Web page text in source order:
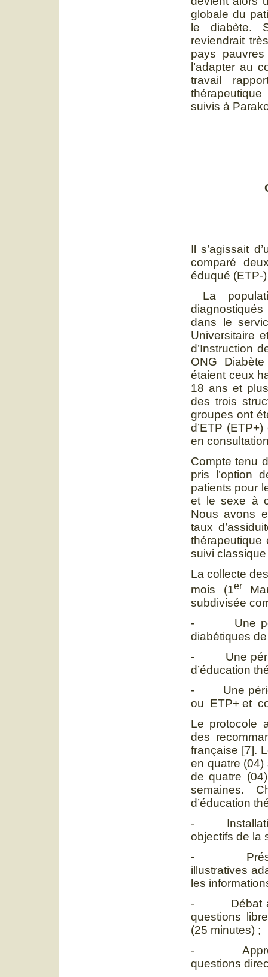
globale du
le diabète.
reviendrait
pays
l’adapter au
travail
suivis à
Il s’agissait
comparé
éduqué (ETP-
La
dans le
Universitaire
d’Instruction
ONG
étaient ceux
18 ans et
des trois
groupes ont
d’ETP
en
Compte tenu
pris l’option
patients pour
et le sexe à
Nous avons
taux
suivi classique
La collecte
mois (1er
subdivisée
- Une
diabétiques
- Une
d’éducation
- Une
ou ETP+ et
Le protocole
des
française [7].
en quatre
de quatre
semaines.
d’éducation
- Installation
objectifs de la
-
illustratives
les
- Débat
questions
(25 minutes) ;
-
questions